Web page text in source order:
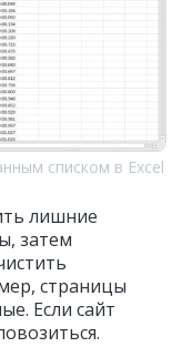
списком в Excel
лишние
затем
страницы
Если сайт